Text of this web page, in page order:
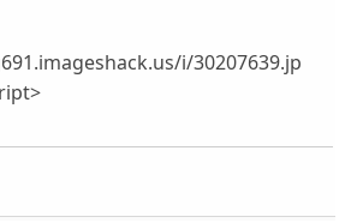
i/30207639.jp
noscript>